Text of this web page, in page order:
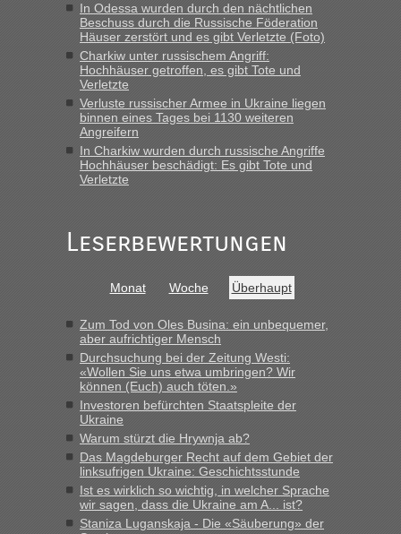
Berichte und Reisetipps • Re: An welchem
Grenzübergang zwischen Polen und der Ukraine geht es am
schnellsten?
„Wir sind mit unserem Wohnmobil, wie geplant am Montag
15.6. in Krakovets rüber. Sehr zeitig los gegen 5 Uhr in der
Früh. Mit sehr sehr wenig Verkehr, super bis zur Grenze. Nur
8 PKW vor der Schranke....“
inBerichte und Reisetipps • Re: An welchem
Grenzübergang zwischen Polen und der Ukraine geht es am
in Krakowez mit dem Kleinbus. Abfertigung ging dann
schnell da auch Passagiere mit EU-Pass dabei waren“
Berichte und Reisetipps • Re: An welchem
Grenzübergang zwischen Polen und der Ukraine geht es am
schnellsten?
„Bin am Montag 15.6.26 um 8 Uhr in Urgyniw ausgereist,
das erste Mal an einem Montagmorgen ca. 15 Fahrzeuge
vor mir, bin sonst der Erste oder Zweite, egal, nach ca 20
Minuten wurde dann die nächste Welle...“
Berichte und Reisetipps • Re: An welchem
Grenzübergang zwischen Polen und der Ukraine geht es am
schnellsten?
„Derzeit, ist es überall sehr voll an den Grenzen Ukraine/
Polen. Zb. Krakovets 100 PKW ca. 10 h Wartezeit. Wollen
Montag rüber, versuchen es sehr früh.“
In Odessa wurden durch den nächtlichen
Beschuss durch die Russische Föderation
Häuser zerstört und es gibt Verletzte (Foto)
Charkiw unter russischem Angriff:
Hochhäuser getroffen, es gibt Tote und
Verletzte
Verluste russischer Armee in Ukraine liegen
binnen eines Tages bei 1130 weiteren
Angreifern
In Charkiw wurden durch russische Angriffe
Hochhäuser beschädigt: Es gibt Tote und
Verletzte
Leserbewertungen
Monat Woche Überhaupt
Zum Tod von Oles Busina: ein unbequemer,
aber aufrichtiger Mensch
Durchsuchung bei der Zeitung Westi:
«Wollen Sie uns etwa umbringen? Wir
können (Euch) auch töten.»
Investoren befürchten Staatspleite der
Ukraine
Warum stürzt die Hrywnja ab?
Das Magdeburger Recht auf dem Gebiet der
linksufrigen Ukraine: Geschichtsstunde
Ist es wirklich so wichtig, in welcher Sprache
wir sagen, dass die Ukraine am A... ist?
Staniza Luganskaja - Die «Säuberung» der